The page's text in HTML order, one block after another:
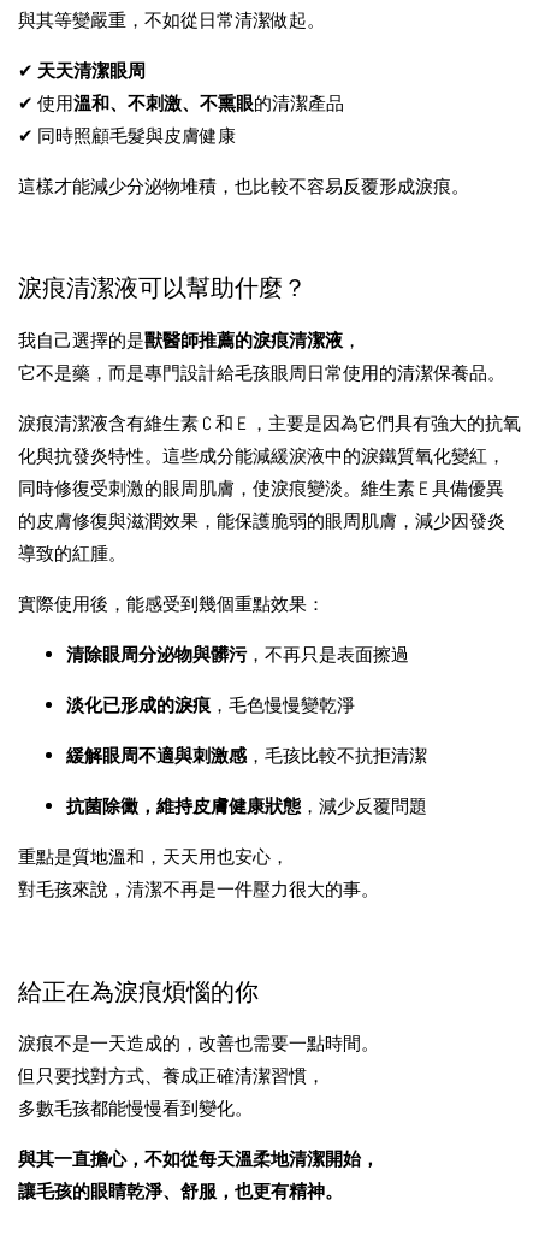
與其等變嚴重，不如從日常清潔做起。
✔ 天天清潔眼周
✔ 使用溫和、不刺激、不熏眼的清潔產品
✔ 同時照顧毛髮與皮膚健康
這樣才能減少分泌物堆積，也比較不容易反覆形成淚痕。
淚痕清潔液可以幫助什麼？
我自己選擇的是獸醫師推薦的淚痕清潔液 ，
它不是藥，而是專門設計給毛孩眼周日常使用的清潔保養品。
淚痕清潔液含有維生素 C 和 E ，主要是因為它們具有強大的抗氧
化與抗發炎特性。這些成分能減緩淚液中的淚鐵質氧化變紅，
同時修復受刺激的眼周肌膚，使淚痕變淡。維生素 E 具備優異
的皮膚修復與滋潤效果，能保護脆弱的眼周肌膚，減少因發炎
導致的紅腫。
實際使用後，能感受到幾個重點效果：
清除眼周分泌物與髒污，不再只是表面擦過
淡化已形成的淚痕 ，毛色慢慢變乾淨
緩解眼周不適與刺激感，毛孩比較不抗拒清潔
抗菌除黴，維持皮膚健康狀態 ，減少反覆問題
重點是質地溫和，天天用也安心，
對毛孩來說，清潔不再是一件壓力很大的事。
給正在為淚痕煩惱的你
淚痕不是一天造成的，改善也需要一點時間。
但只要找對方式、養成正確清潔習慣，
多數毛孩都能慢慢看到變化。
與其一直擔心，不如從每天溫柔地清潔開始，
讓毛孩的眼睛乾淨、舒服，也更有精神。